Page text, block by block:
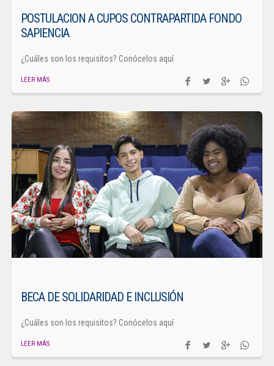
POSTULACION A CUPOS CONTRAPARTIDA FONDO
SAPIENCIA
¿Cuáles son los requisitos? Conócelos aquí
LEER MÁS
BECA DE SOLIDARIDAD E INCLUSIÓN
¿Cuáles son los requisitos? Conócelos aquí
LEER MÁS